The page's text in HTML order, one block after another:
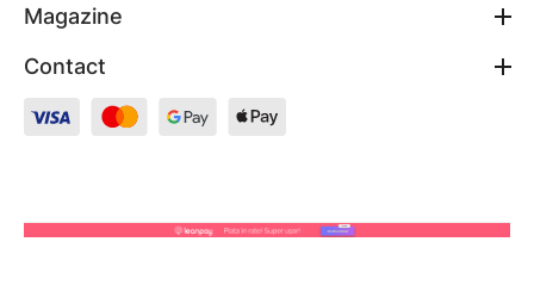
Magazine
Contact